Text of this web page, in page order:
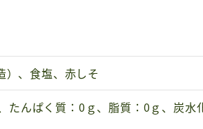
）、食塩、赤しそ
たんぱく質：0ｇ、脂質：0ｇ、炭水